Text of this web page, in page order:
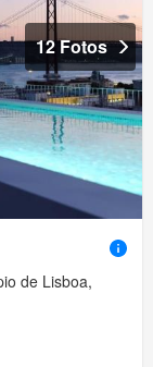
12 Fotos
de Lisboa,